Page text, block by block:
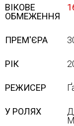
ВІКОВЕ
ОБМЕЖЕННЯ
ПРЕМ'ЄРА
РІК
РЕЖИСЕР
У РОЛЯХ